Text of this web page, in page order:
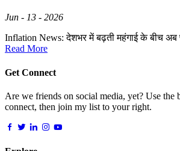
Jun - 13 - 2026
Inflation News: देशभर में बढ़ती महंगाई के बीच अब
Read More
Get Connect
Are we friends on social media, yet? Use the
connect, then join my list to your right.